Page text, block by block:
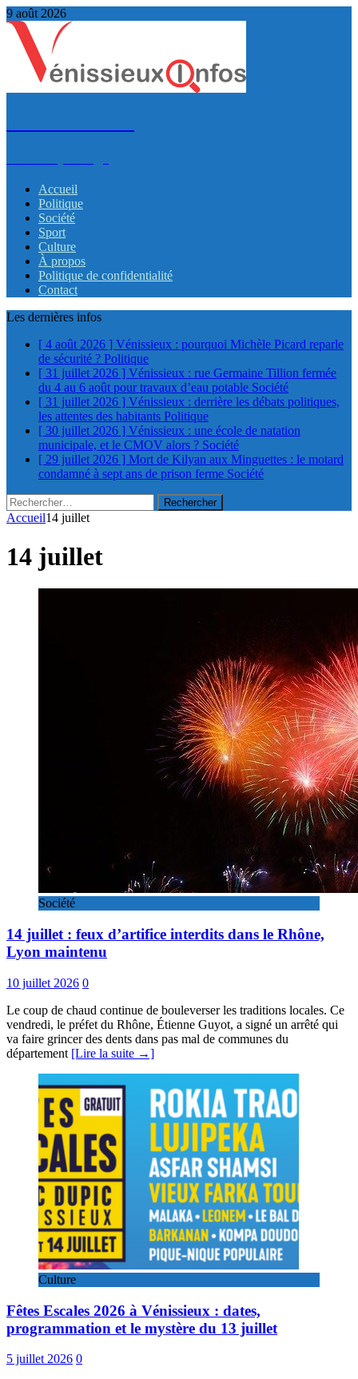
9 août 2026
Accueil
Politique
Société
Sport
Culture
À propos
Politique de confidentialité
Contact
Les dernières infos
[ 4 août 2026 ] Vénissieux : pourquoi Michèle Picard reparle
de sécurité ? Politique
[ 31 juillet 2026 ] Vénissieux : rue Germaine Tillion fermée
du 4 au 6 août pour travaux d’eau potable Société
[ 31 juillet 2026 ] Vénissieux : derrière les débats politiques,
les attentes des habitants Politique
[ 30 juillet 2026 ] Vénissieux : une école de natation
municipale, et le CMOV alors ? Société
[ 29 juillet 2026 ] Mort de Kilyan aux Minguettes : le motard
condamné à sept ans de prison ferme Société
Rechercher :
Accueil14 juillet
14 juillet
Société
14 juillet : feux d’artifice interdits dans le Rhône,
Lyon maintenu
10 juillet 2026 0
Le coup de chaud continue de bouleverser les traditions locales. Ce
vendredi, le préfet du Rhône, Étienne Guyot, a signé un arrêté qui
va faire grincer des dents dans pas mal de communes du
département [Lire la suite →]
Culture
Fêtes Escales 2026 à Vénissieux : dates,
programmation et le mystère du 13 juillet
5 juillet 2026 0